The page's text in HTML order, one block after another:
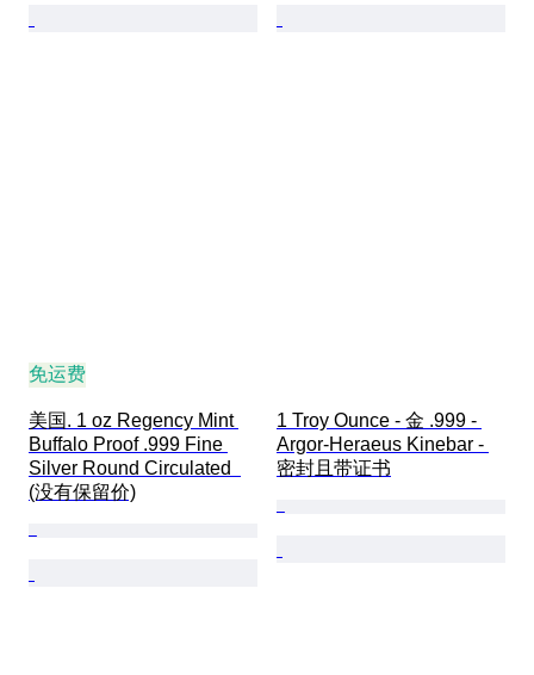
免运费
美国. 1 oz Regency Mint
Buffalo Proof .999 Fine
Silver Round Circulated
(没有保留价)
1 Troy Ounce - 金 .999 -
Argor-Heraeus Kinebar -
密封且带证书